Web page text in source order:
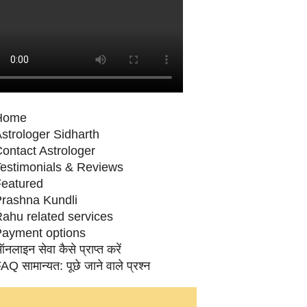
Sidharth
Astrologer
& Reviews
Kundli
related services
options
सेवा कैसे प्राप्‍त करें
सामान्‍यत: पूछे जाने वाले प्रश्‍न